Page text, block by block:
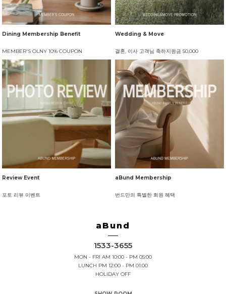
Dining Membership Benefit
MEMBER'S OLNY 10% COUPON
Wedding & Move
결혼, 이사 고객님 축하지원금 50,000
Review Event
포토 리뷰 이벤트
aBund Membership
번드만의 특별한 회원 혜택
aBund
1533-3655
MON - FRI AM 10:00 - PM 05:00
LUNCH PM 12:00 - PM 01:00
HOLIDAY OFF